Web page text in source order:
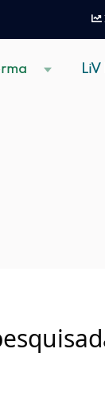
LiV